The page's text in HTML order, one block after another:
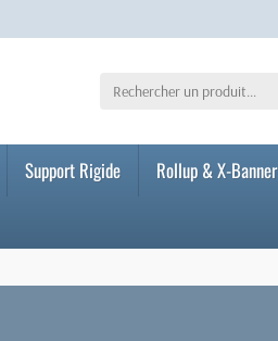
Support Rigide Rollup & X-Banner